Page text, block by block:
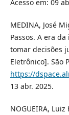
Acesso em: 09
MEDINA, José
Passos. A era
tomar decisões
Eletrônico]. São
https://
13 abr. 2025.
NOGUEIRA,